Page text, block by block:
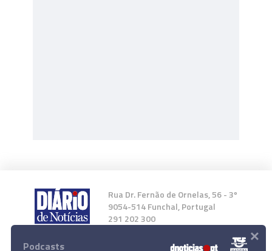
Rua Dr. Fernão de Ornelas, 56 - 3º
9054-514 Funchal, Portugal
291 202 300
Instale a nossa App
Podcasts ×